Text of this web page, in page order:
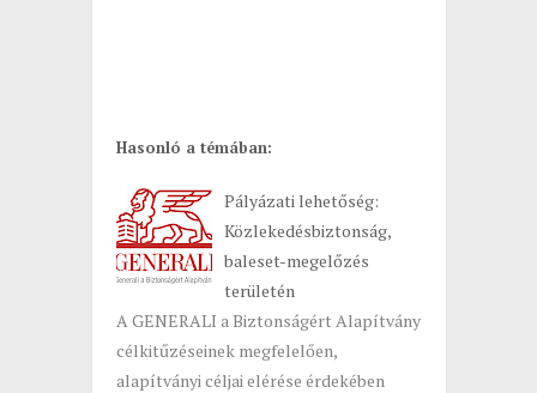
Hasonló a témában:
Pályázati lehetőség:
Közlekedésbiztonság,
baleset-megelőzés
területén
A GENERALI a Biztonságért Alapítvány
célkitűzéseinek megfelelően,
alapítványi céljai elérése érdekében